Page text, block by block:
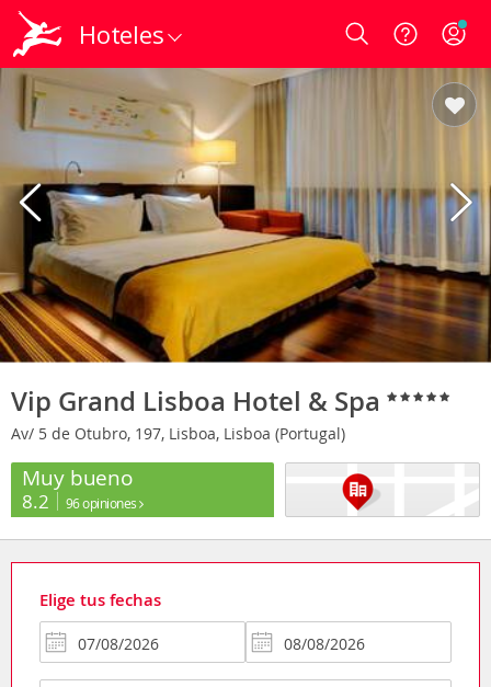
Hoteles Login
Vip Grand Lisboa Hotel & Spa
Av/ 5 de Otubro, 197, Lisboa, Lisboa (Portugal)
Muy bueno
8.2 96 opiniones
Elige tus fechas